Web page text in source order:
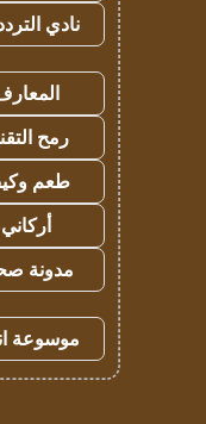
نادي
رمح
طعم
أركاني
مدونة
موسوعة